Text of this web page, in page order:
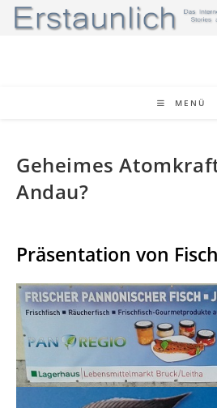
Zum
Inhalt
MENÜ
Geheimes
Andau?
Präsentation von